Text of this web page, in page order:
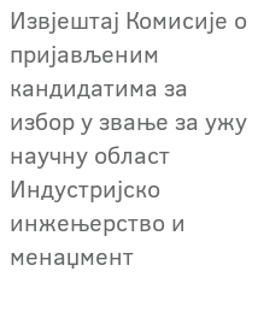
Извјештај Комисије о
пријављеним
кандидатима за
избор у звање за ужу
научну област
Индустријско
инжењерство и
менаџмент